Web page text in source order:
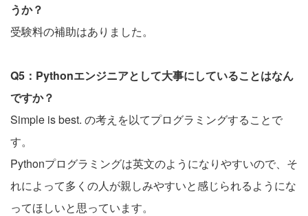
うか？
受験料の補助はありました。
Q5：Pythonエンジニアとして大事にしていることはなん
ですか？
Simple is best. の考えを以てプログラミングすることで
す。
Pythonプログラミングは英文のようになりやすいので、そ
れによって多くの人が親しみやすいと感じられるようにな
ってほしいと思っています。